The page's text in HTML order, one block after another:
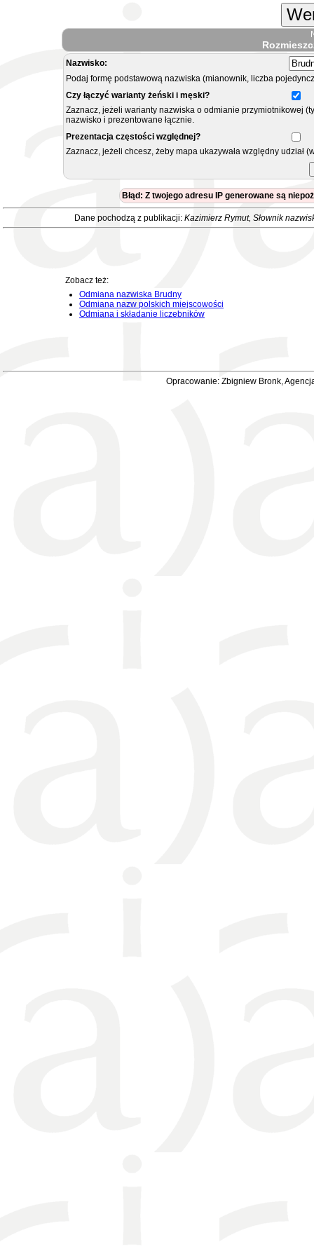
Nazwisko:
Podaj formę podstawową nazwiska (mianownik, liczba
Czy łączyć warianty żeński i męski?
Zaznacz, jeżeli warianty nazwiska o odmianie przymiotnikowej
nazwisko i prezentowane łącznie.
Prezentacja częstości względnej?
Zaznacz, jeżeli chcesz, żeby mapa ukazywała względny
Błąd: Z twojego adresu IP generowane są
Dane pochodzą z publikacji: Kazimierz Rymut, Słownik
Zobacz też:
Odmiana nazwiska Brudny
Odmiana nazw polskich miejscowości
Odmiana i składanie liczebników
Opracowanie: Zbigniew Bronk,